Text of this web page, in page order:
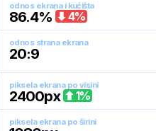
odnos ekrana i kućišta
86.4% 4%
odnos strana ekrana
20:9
piksela ekrana po visini
2400px 1%
piksela ekrana po širini